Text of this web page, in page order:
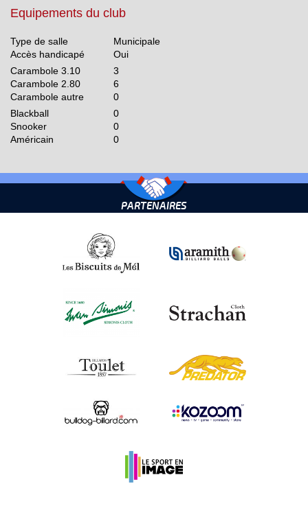
Equipements du club
Type de salle
Municipale
Accès handicapé
Oui
Carambole 3.10
3
Carambole 2.80
6
Carambole autre
0
Blackball
0
Snooker
0
Américain
0
PARTENAIRES